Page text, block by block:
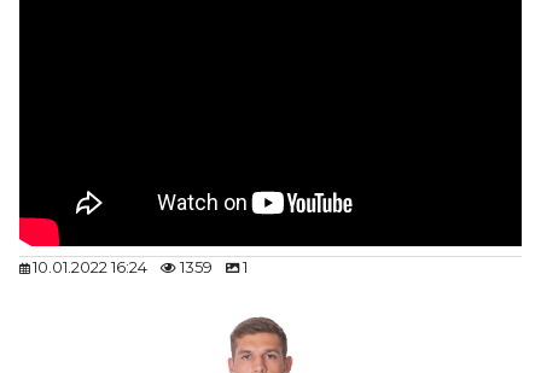
10.01.2022 16:24 1359 1